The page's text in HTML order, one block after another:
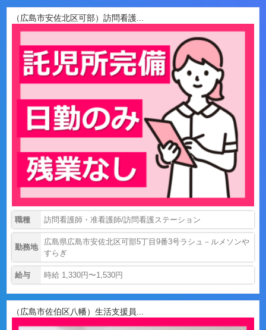
（広島市安佐北区可部）訪問看護...
職種 訪問看護師・准看護師/訪問看護ステーション
勤務地
広島県広島市安佐北区可部5丁目9番3号ラシュ－ルメソンや
すらぎ
給与 時給 1,330円〜1,530円
（広島市佐伯区八幡）生活支援員...